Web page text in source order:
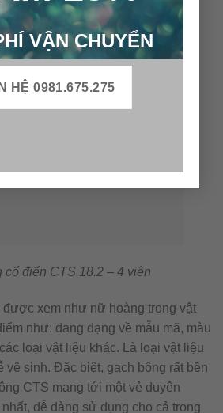
VẬN CHUYỂN
HỆ 0981.675.275
cổ điển CTS 18.2 – 4 viên
xem như nữ hoàng trong vật
như: đang dạng về mẫu mã, màu
loại vật liệu khác. Là loại vật liệu
vệ sinh. Đặc biệt, gạch bông rất bền
CTS mang tới một vẻ duyên
dễ dàng sử dụng cho cả trong